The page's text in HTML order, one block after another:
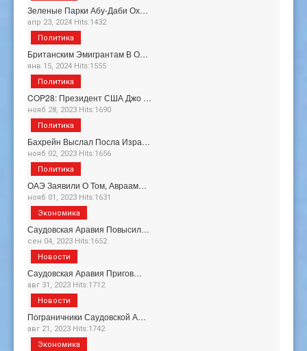
Зеленые Парки Абу-Даби Ох…
апр 23, 2024 Hits:1432
Британским Эмигрантам В О…
янв 15, 2024 Hits:1555
Политика
COP28: Президент США Джо …
нояб 28, 2023 Hits:1690
Политика
Бахрейн Выслал Посла Изра…
нояб 02, 2023 Hits:1656
Политика
ОАЭ Заявили О Том, Авраам…
нояб 01, 2023 Hits:1631
Политика
Саудовская Аравия Повысил…
сен 04, 2023 Hits:1652
Экономика
Саудовская Аравия Пригов…
авг 31, 2023 Hits:1712
Новости
Пограничники Саудовской А…
авг 21, 2023 Hits:1742
Новости
Экономика